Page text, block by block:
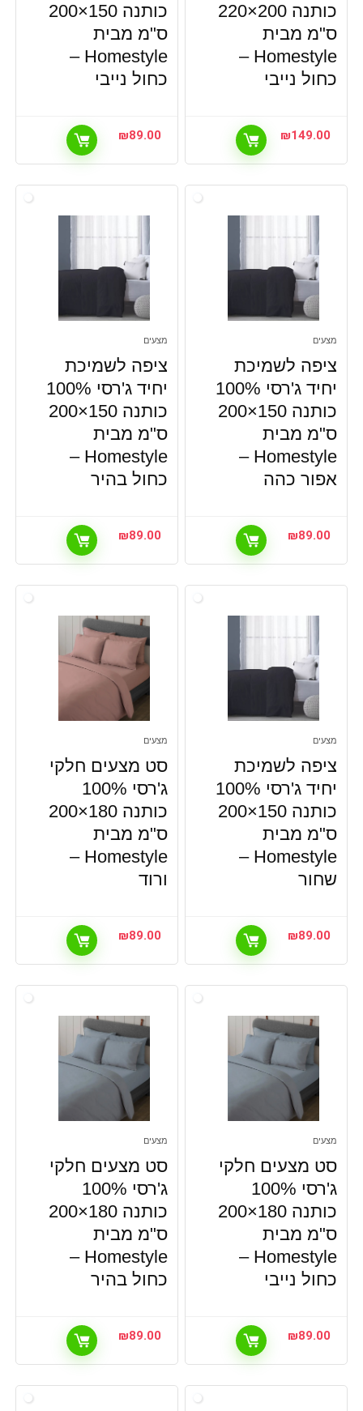
כותנה 200×220
ס"מ מבית
Homestyle –
כחול נייבי
₪149.00
כותנה 150×200
ס"מ מבית
Homestyle –
כחול נייבי
₪89.00
מצעים
ציפה לשמיכת
יחיד ג'רסי 100%
כותנה 150×200
ס"מ מבית
Homestyle –
אפור כהה
₪89.00
מצעים
ציפה לשמיכת
יחיד ג'רסי 100%
כותנה 150×200
ס"מ מבית
Homestyle –
כחול בהיר
₪89.00
מצעים
ציפה לשמיכת
יחיד ג'רסי 100%
כותנה 150×200
ס"מ מבית
Homestyle –
שחור
₪89.00
מצעים
סט מצעים חלקי
ג'רסי 100%
כותנה 180×200
ס"מ מבית
Homestyle –
ורוד
₪89.00
מצעים
סט מצעים חלקי
ג'רסי 100%
כותנה 180×200
ס"מ מבית
Homestyle –
כחול נייבי
₪89.00
מצעים
סט מצעים חלקי
ג'רסי 100%
כותנה 180×200
ס"מ מבית
Homestyle –
כחול בהיר
₪89.00